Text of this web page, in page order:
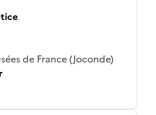
de France (Joconde)